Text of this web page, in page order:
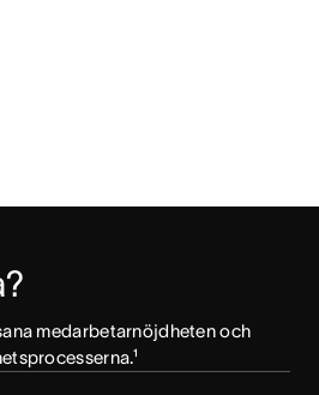
medarbetarnöjdheten och